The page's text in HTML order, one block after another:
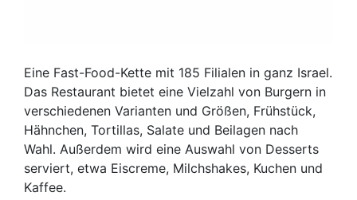
Eine Fast-Food-Kette mit 185 Filialen in ganz Israel.
Das Restaurant bietet eine Vielzahl von Burgern in
verschiedenen Varianten und Größen, Frühstück,
Hähnchen, Tortillas, Salate und Beilagen nach
Wahl. Außerdem wird eine Auswahl von Desserts
serviert, etwa Eiscreme, Milchshakes, Kuchen und
Kaffee.